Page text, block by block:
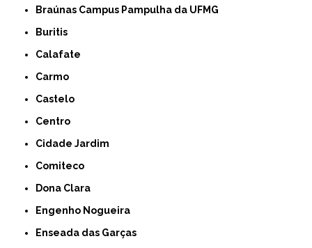
Braúnas Campus Pampulha da UFMG
Buritis
Calafate
Carmo
Castelo
Centro
Cidade Jardim
Comiteco
Dona Clara
Engenho Nogueira
Enseada das Garças